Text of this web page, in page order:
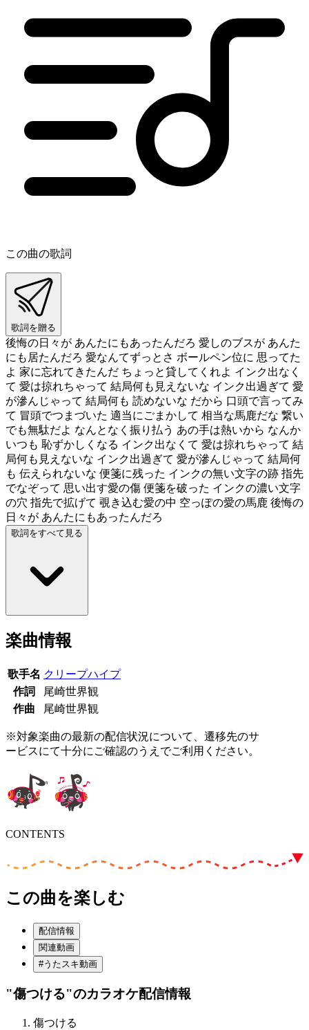
この曲の歌詞
歌詞を贈る
後悔の日々が あんたにもあったんだろ 愛しのブスが あんた
にも居たんだろ 愛なんてずっとさ ボールペン位に 思ってた
よ 家に忘れてきたんだ ちょっと貸してくれよ インク出なく
て 愛は掠れちゃって 結局何も見えないな インク出過ぎて 愛
が滲んじゃって 結局何も 読めないな だから 口頭で言ってみ
て 冒頭でつまづいた 適当にごまかして 相当な馬鹿だな 繋い
でも無駄だよ なんとなく振り払う あの手は熱いから なんか
いつも 恥ずかしくなる インク出なくて 愛は掠れちゃって 結
局何も見えないな インク出過ぎて 愛が滲んじゃって 結局何
も 伝えられないな 便箋に残った インクの無い文字の跡 指先
でなぞって 思い出す愛の傷 便箋を破った インクの濃い文字
の穴 指先で拡げて 覗き込む愛の中 空っぽの愛の馬鹿 後悔の
日々が あんたにもあったんだろ
歌詞をすべて見る
楽曲情報
歌手名 クリープハイプ
作詞
尾崎世界観
作曲
尾崎世界観
※対象楽曲の最新の配信状況について、遷移先のサ
ービスにて十分にご確認のうえでご利用ください。
CONTENTS
この曲を楽しむ
配信情報
関連動画
#うたスキ動画
"傷つける"のカラオケ配信情報
傷つける